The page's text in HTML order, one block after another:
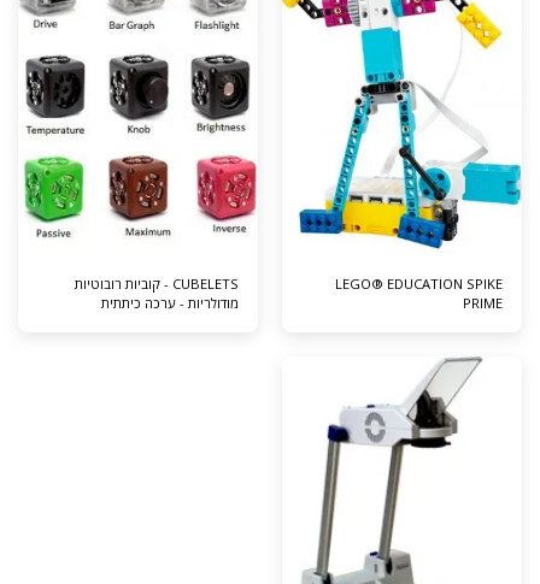
LEGO® EDUCATION SPIKE
PRIME
CUBELETS - קוביות רובוטיות
מודולריות - ערכה כיתתית